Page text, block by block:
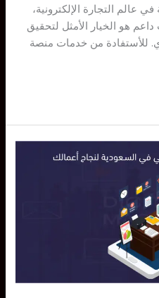
عالم التجارة الإلكترونية،
هو الخيار الأمثل لتحقيق
للأستفادة من خدمات منصة